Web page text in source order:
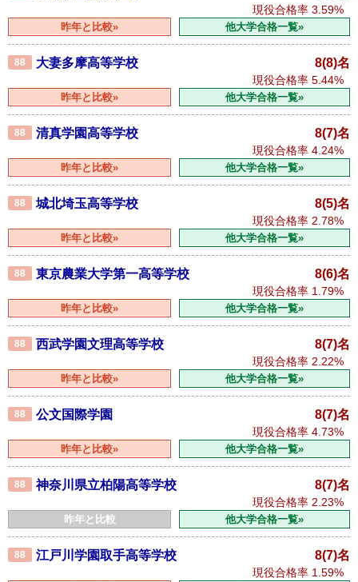
現役合格率 3.59%
昨年と比較» 他大学合格一覧»
88 大妻多摩高等学校 8(8)名
現役合格率 5.44%
昨年と比較» 他大学合格一覧»
88 清真学園高等学校 8(7)名
現役合格率 4.24%
昨年と比較» 他大学合格一覧»
88 城北埼玉高等学校 8(5)名
現役合格率 2.78%
昨年と比較» 他大学合格一覧»
88 東京農業大学第一高等学校 8(6)名
現役合格率 1.79%
昨年と比較» 他大学合格一覧»
88 西武学園文理高等学校 8(7)名
現役合格率 2.22%
昨年と比較» 他大学合格一覧»
88 公文国際学園 8(7)名
現役合格率 4.73%
昨年と比較» 他大学合格一覧»
88 神奈川県立柏陽高等学校 8(7)名
現役合格率 2.23%
昨年と比較 他大学合格一覧»
88 江戸川学園取手高等学校 8(7)名
現役合格率 1.59%